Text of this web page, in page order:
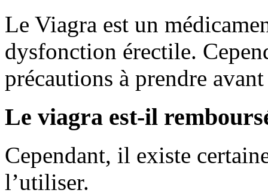
Le Viagra est un
dysfonction érectile.
précautions à prendre
Le viagra est-il
Cependant, il existe
l’utiliser.